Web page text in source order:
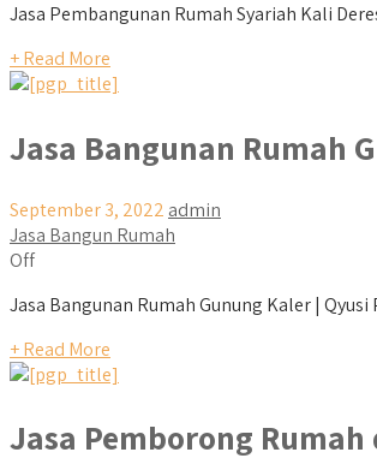
Jasa Pembangunan Rumah Syariah Kali
+ Read More
Jasa Bangunan Rumah
September 3, 2022 admin
Jasa Bangun Rumah
Off
Jasa Bangunan Rumah Gunung Kaler |
+ Read More
Jasa Pemborong Rumah